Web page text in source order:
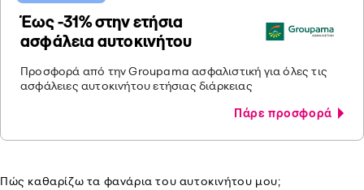
Έως -31% στην ετήσια
ασφάλεια αυτοκινήτου
Προσφορά από την Groupama ασφαλιστική για όλες τις
ασφάλειες αυτοκινήτου ετήσιας διάρκειας
Πάρε προσφορά
Πώς καθαρίζω τα φανάρια του αυτοκινήτου μου;